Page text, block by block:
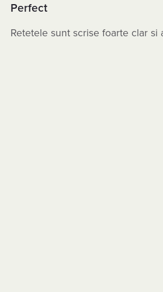
Perfect
Retetele sunt scrise foarte clar si